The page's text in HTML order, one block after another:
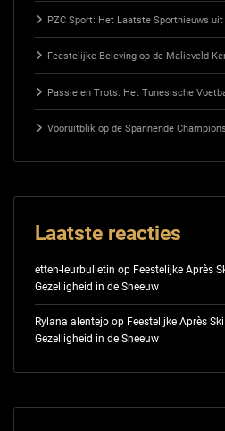
PZC Sport: Het Laatste Sportnieuws uit
Feestelijke Beleving op de Malieveld
Passie en Trots: Het Tunesische
Vooruitblik op de Spannende
Laatste reacties
etten-leurbulletin op Feestelijke Après
Gezelligheid in de Sneeuw
Rylana alentejoop Feestelijke Après
Gezelligheid in de Sneeuw